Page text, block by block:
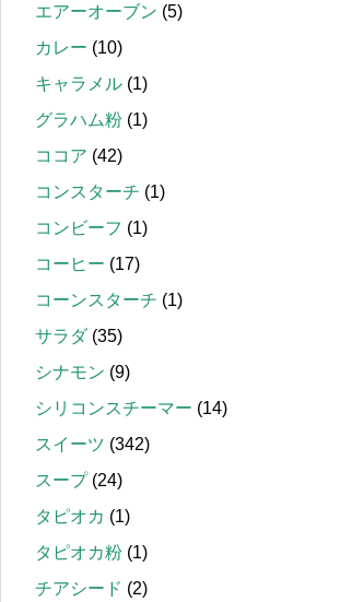
エアーオーブン (5)
カレー (10)
キャラメル (1)
グラハム粉 (1)
ココア (42)
コンスターチ (1)
コンビーフ (1)
コーヒー (17)
コーンスターチ (1)
サラダ(35)
シナモン (9)
シリコンスチーマー (14)
スイーツ (342)
スープ(24)
タピオカ (1)
タピオカ粉 (1)
チアシード (2)